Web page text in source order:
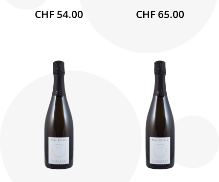
CHF 54.00 CHF 65.00